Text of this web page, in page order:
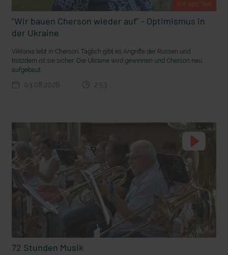
deutsche Sprache? Vorhang auf für Kinderzirkus Giovanni
mit epd Text
"Wir bauen Cherson wieder auf" - Optimismus in
der Ukraine
Viktoriia lebt in Cherson. Täglich gibt es Angriffe der Russen und
trotzdem ist sie sicher: Die Ukraine wird gewinnen und Cherson neu
aufgebaut.
03.08.2026 2:53
72 Stunden Musik